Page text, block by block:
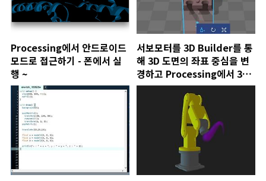
Processing에서 안드로이드
모드로 접근하기 - 폰에서 실
행 ~
서보모터를 3D Builder를 통
해 3D 도면의 좌표 중심을 변
경하고 Processing에서 3D
도면을 표현하기